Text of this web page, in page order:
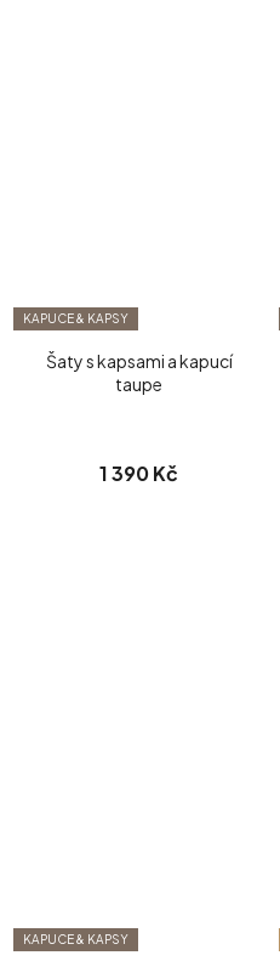
KAPUCE & KAPSY
Šaty s kapsami a kapucí
taupe
1 390 Kč
KAPUCE & KAPSY